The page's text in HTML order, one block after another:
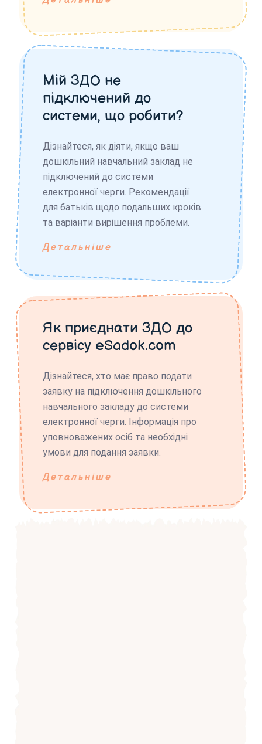
Мій ЗДО не
підключений до
системи, що робити?
Дізнайтеся, як діяти, якщо ваш
дошкільний навчальний заклад не
підключений до системи
електронної черги. Рекомендації
для батьків щодо подальших кроків
та варіанти вирішення проблеми.
Детальніше
Як приєднати ЗДО до
сервісу eSadok.com
Дізнайтеся, хто має право подати
заявку на підключення дошкільного
навчального закладу до системи
електронної черги. Інформація про
уповноважених осіб та необхідні
умови для подання заявки.
Детальніше